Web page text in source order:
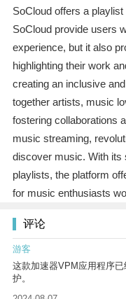
SoCloud offers a
SoCloud provide users
experience, but it also
highlighting their work
creating an inclusive
together artists, music
fostering collaborations
music streaming,
discover music. With its
playlists, the platform
for music enthusiasts
评论
游客
这款加速器VPM应用程序
护。